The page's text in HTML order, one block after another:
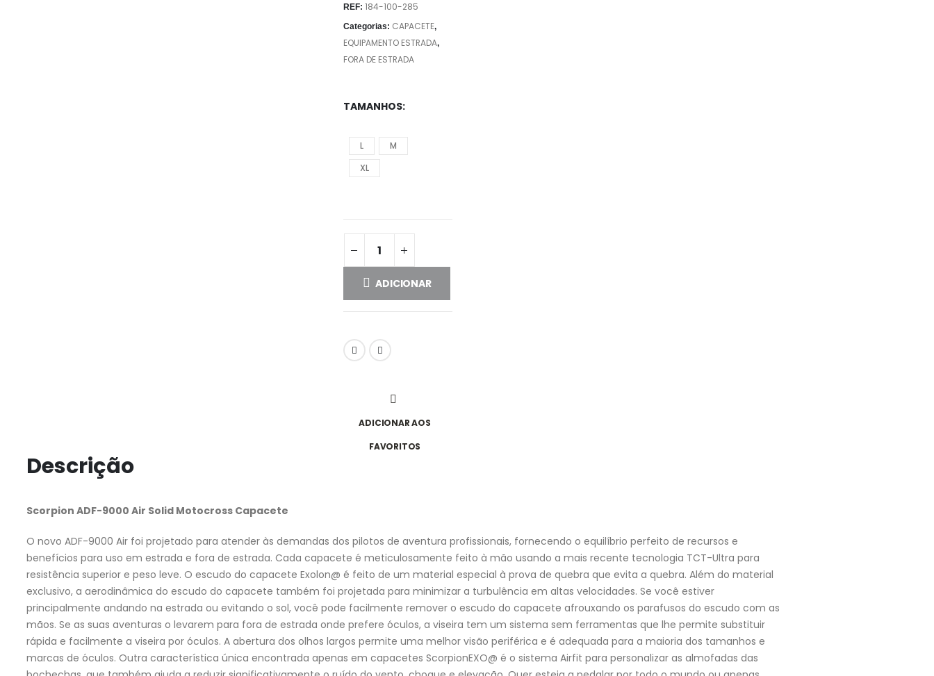
REF: 184-100-285
Categorias: CAPACETE,
EQUIPAMENTO ESTRADA,
FORA DE ESTRADA
TAMANHOS
L
M
XL
ADICIONAR
ADICIONAR AOS
FAVORITOS
Descrição
Scorpion ADF-9000 Air Solid Motocross Capacete
O novo ADF-9000 Air foi projetado para atender às demandas dos pilotos de aventura profissionais, fornecendo o equilíbrio perfeito de recursos e
benefícios para uso em estrada e fora de estrada. Cada capacete é meticulosamente feito à mão usando a mais recente tecnologia TCT-Ultra para
resistência superior e peso leve. O escudo do capacete Exolon@ é feito de um material especial à prova de quebra que evita a quebra. Além do material
exclusivo, a aerodinâmica do escudo do capacete também foi projetada para minimizar a turbulência em altas velocidades. Se você estiver
principalmente andando na estrada ou evitando o sol, você pode facilmente remover o escudo do capacete afrouxando os parafusos do escudo com as
mãos. Se as suas aventuras o levarem para fora de estrada onde prefere óculos, a viseira tem um sistema sem ferramentas que lhe permite substituir
rápida e facilmente a viseira por óculos. A abertura dos olhos largos permite uma melhor visão periférica e é adequada para a maioria dos tamanhos e
marcas de óculos. Outra característica única encontrada apenas em capacetes ScorpionEXO@ é o sistema Airfit para personalizar as almofadas das